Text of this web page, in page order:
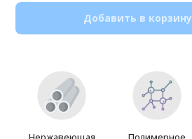
Добавить в корзину